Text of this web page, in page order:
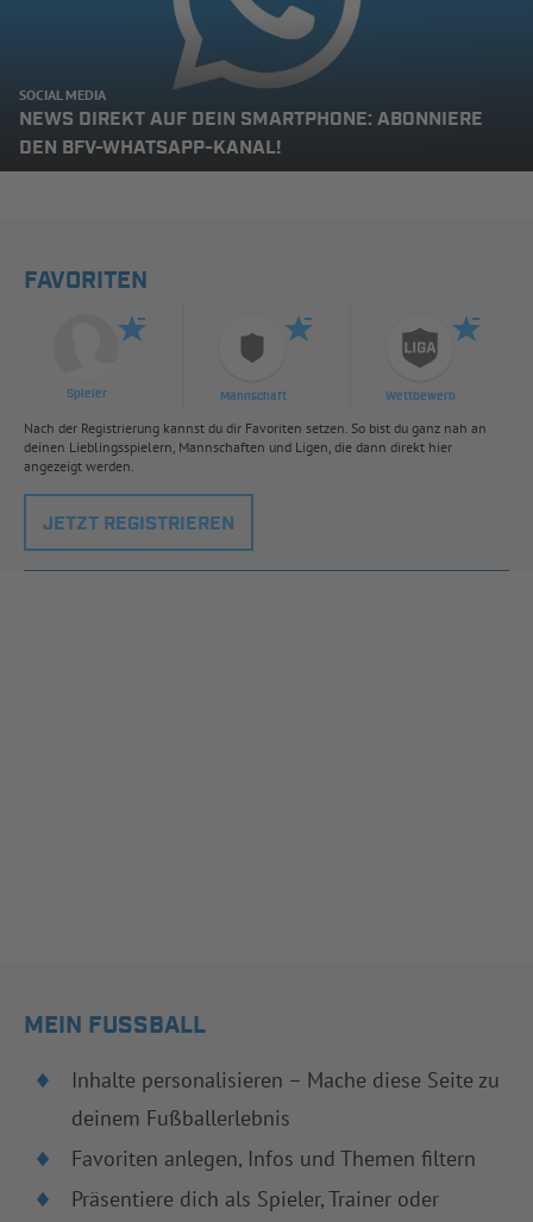
SOCIAL MEDIA
NEWS DIREKT AUF DEIN SMARTPHONE: ABONNIERE
DEN BFV-WHATSAPP-KANAL!
FAVORITEN
Spieler Mannschaft Wettbewerb
Nach der Registrierung kannst du dir Favoriten setzen. So bist du ganz nah an
deinen Lieblingsspielern, Mannschaften und Ligen, die dann direkt hier
angezeigt werden.
JETZT REGISTRIEREN
MEIN FUSSBALL
Inhalte personalisieren – Mache diese Seite zu
deinem Fußballerlebnis
Favoriten anlegen, Infos und Themen filtern
Präsentiere dich als Spieler, Trainer oder